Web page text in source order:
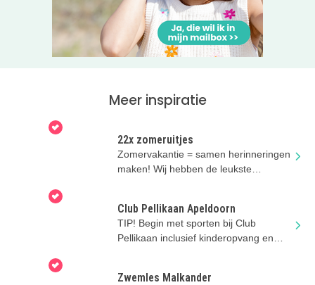
op een rij heeft gezet? Klik hiervoor op de categorie
Meer inspiratie
22x zomeruitjes
Zomervakantie = samen herinneringen
maken! Wij hebben de leukste
Club Pellikaan Apeldoorn
TIP! Begin met sporten bij Club
Pellikaan inclusief kinderopvang en
Zwemles Malkander